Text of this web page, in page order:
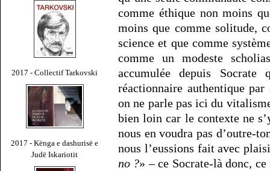
2017 - Collectif Tarkovski
2017 - Kënga e dashurisë e
Judë Iskariotit
comme éthique non moins
moins que comme solitude,
science et que comme
comme un modeste
accumulée depuis
réactionnaire authentique
on ne parle pas ici du
bien loin car le contexte ne
nous en voudra pas d’outre-
nous l’eussions fait avec
no ?» – ce Socrate-là donc,